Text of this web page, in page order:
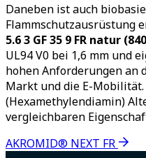
Daneben ist auch
Flammschutzausrüstung
5.6 3 GF 35 9 FR natur
UL94 V0 bei 1,6 mm und
hohen Anforderungen an
Markt und die E-
(Hexamethylendiamin)
vergleichbaren
AKROMID® NEXT FR